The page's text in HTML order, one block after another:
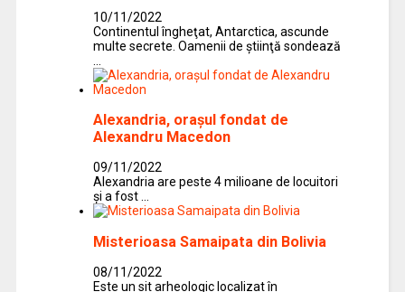
10/11/2022
Continentul îngheţat, Antarctica, ascunde
multe secrete. Oamenii de ştiinţă sondează
Alexandria, oraşul fondat de
Alexandru Macedon
09/11/2022
Alexandria are peste 4 milioane de locuitori
şi a fost …
Misterioasa Samaipata din Bolivia
08/11/2022
Este un sit arheologic localizat în